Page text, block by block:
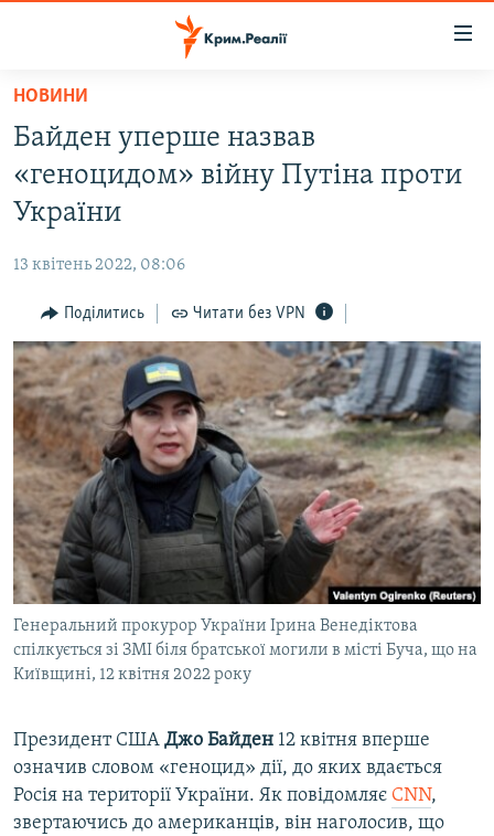
Перейти
основного
матеріалу
Перейти
до
основної
Перейти
до
пошуку
ВОДА.КРИМ
ВІДЕО ТА ФОТО
БЛОГИ
ПОГЛЯД
ІНТЕРВ'Ю
ВСЕ ЗА ДЕНЬ
СПЕЦПРОЕКТИ
ДЕПОРТАЦІЯ
ВІДЕОУРОКИ «ELIFBE»
СВІДЧЕННЯ ОКУПАЦІЇ
УКРАЇНСЬКА ПРОБЛЕМА КРИМУ
ІНФОГРАФІКА
ЯК ОБІЙТИ БЛОКУВАННЯ
Русский
Qırımtatar
ДОЛУЧАЙСЯ!
Усі сайти RFE/RL
НОВИНИ
Байден уперше назвав
«геноцидом» війну Путіна проти
України
13 квітень 2022, 08:06
Поділитись Читати без VPN
Генеральний прокурор України Ірина Венедіктова
спілкується зі ЗМІ біля братської могили в місті Буча, що на
Київщині, 12 квітня 2022 року
Президент США Джо Байден 12 квітня вперше
означив словом «геноцид» дії, до яких вдається
Росія на території України. Як повідомляє CNN,
звертаючись до американців, він наголосив, що